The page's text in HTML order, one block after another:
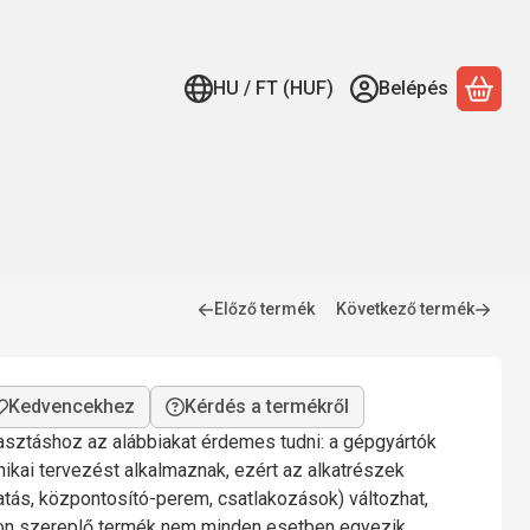
HU / FT (HUF) Belépés A
Előző termék Következő termék
Kérdés a termékről
az alábbiakat érdemes tudni: a gépgyártók
tervezést alkalmaznak, ezért az alkatrészek
központosító-perem, csatlakozások) változhat,